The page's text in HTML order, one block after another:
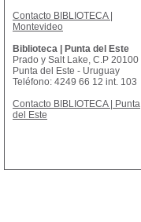
Contacto BIBLIOTECA |
Montevideo
Biblioteca | Punta del Este
Prado y Salt Lake, C.P 20100
Punta del Este - Uruguay
Teléfono: 4249 66 12 int. 103
Contacto BIBLIOTECA | Punta
del Este